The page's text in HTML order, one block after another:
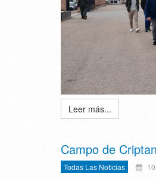
Leer más...
Campo de
Todas Las Noticias